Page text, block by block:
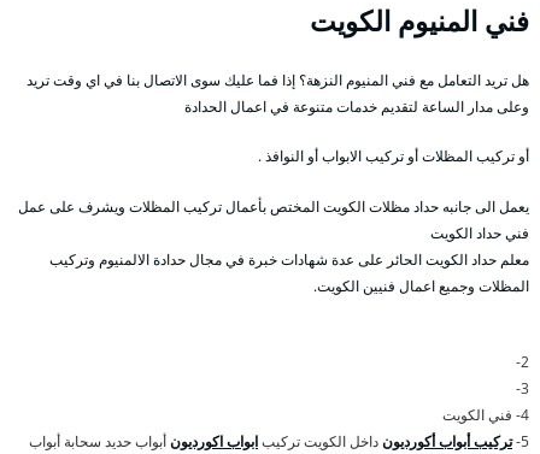
فني المنيوم الكويت
هل تريد التعامل مع فني المنيوم النزهة؟ إذا فما عليك سوى الاتصال بنا في اي وقت تريد
وعلى مدار الساعة لتقديم خدمات متنوعة في اعمال الحدادة
أو تركيب المظلات أو تركيب الابواب أو النوافذ .
يعمل الى جانبه حداد مظلات الكويت المختص بأعمال تركيب المظلات ويشرف على عمل
فني حداد الكويت
معلم حداد الكويت الحائر على عدة شهادات خبرة في مجال حدادة الالمنيوم وتركيب
المظلات وجميع اعمال فنيين الكويت.
2-
3-
4- فني الكويت
5- تركيب أبواب أكورديونداخل الكويت تركيبابواب اكورديونأبواب حديد سحابة أبواب